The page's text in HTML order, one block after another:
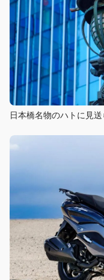
日本橋名物のハトに見